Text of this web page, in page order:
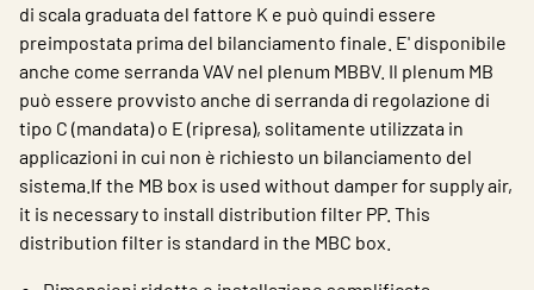
di scala graduata del fattore K e può quindi essere
preimpostata prima del bilanciamento finale. E' disponibile
anche come serranda VAV nel plenum MBBV. Il plenum MB
può essere provvisto anche di serranda di regolazione di
tipo C (mandata) o E (ripresa), solitamente utilizzata in
applicazioni in cui non è richiesto un bilanciamento del
sistema.If the MB box is used without damper for supply air,
it is necessary to install distribution filter PP. This
distribution filter is standard in the MBC box.